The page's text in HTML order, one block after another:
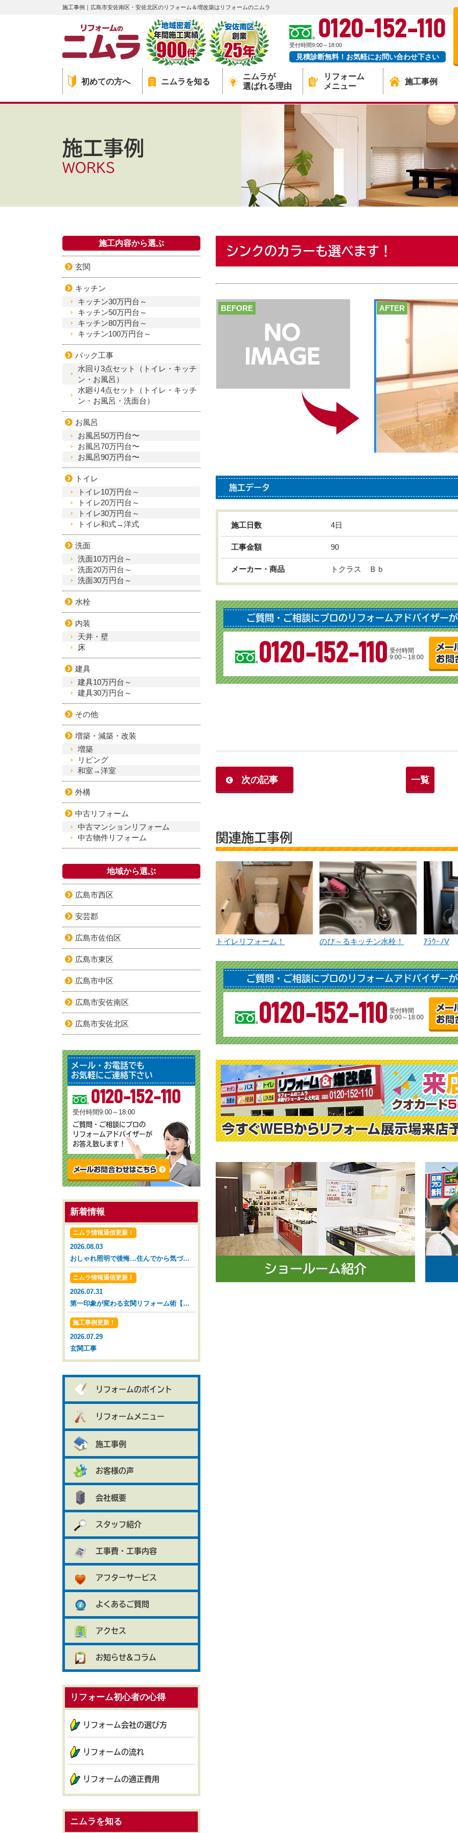
施工事例｜広島市安佐南区・安佐北区のリフォーム＆増改築はリフォームのニムラ
0120-152-110
受付時間9:00～18:00
見積診断無料！お気軽にお問い合わせ下さい
初めての方へ ニムラを知る
ニムラが
選ばれる理由
リフォーム
メニュー
施工事例
施工事例
WORKS
シンクのカラーも選べます！
AFTER
BEFORE
施工データ
施工日数 4日
工事金額 90
メーカー・商品 トクラス Ｂｂ
ご質問・ご相談にプロのリフォームアドバイザー
0120-152-110 受付時間
9:00～18:00
次の記事 一覧
関連施工事例
トイレリフォーム！ のび～るキッチン水栓！ ｱﾗｳｰﾉV
ご質問・ご相談にプロのリフォームアドバイザー
0120-152-110 受付時間
9:00～18:00
施工内容から選ぶ
玄関
キッチン
キッチン30万円台～
キッチン50万円台～
キッチン80万円台～
キッチン100万円台～
パック工事
水回り3点セット（トイレ・キッチ
ン・お風呂）
水廻り4点セット（トイレ・キッチ
ン・お風呂・洗面台）
お風呂
お風呂50万円台〜
お風呂70万円台〜
お風呂90万円台〜
トイレ
トイレ10万円台～
トイレ20万円台～
トイレ30万円台～
トイレ和式→洋式
洗面
洗面10万円台～
洗面20万円台～
洗面30万円台～
水栓
内装
天井・壁
床
建具
建具10万円台～
建具30万円台～
その他
増築・減築・改装
増築
リビング
和室→洋室
外構
中古リフォーム
中古マンションリフォーム
中古物件リフォーム
地域から選ぶ
広島市西区
安芸郡
広島市佐伯区
広島市東区
広島市中区
広島市安佐南区
広島市安佐北区
メール・お電話でも
お気軽にご連絡下さい
0120-152-110
受付時間9:00～18:00
ご質問・ご相談にプロの
リフォームアドバイザーが
お答え致します！
新着情報
ニムラ情報通信更新！
2026.08.03
おしゃれ照明で後悔…住んでから気づいた落とし穴【広島市 安佐南区 安佐北区】
ニムラ情報通信更新！
2026.07.31
第一印象が変わる玄関リフォーム術【広島市 安佐南区 安佐北区】
施工事例更新！
2026.07.29
玄関工事
リフォームのポイント
リフォームメニュー
施工事例
お客様の声
会社概要
スタッフ紹介
工事費・工事内容
アフターサービス
よくあるご質問
アクセス
お知らせ&コラム
リフォーム初心者の心得
リフォーム会社の選び方
リフォームの流れ
リフォームの適正費用
ニムラを知る